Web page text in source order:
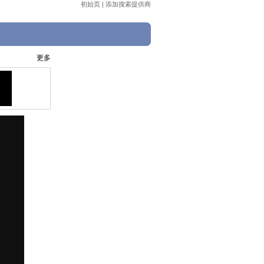
初始页 | 添加搜索提供商
更多